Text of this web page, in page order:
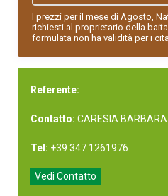
I prezzi per il mese di Agosto,
richiesti al proprietario della
formulata non ha validità per i
Referente:
Contatto: CARESIA BARBARA
Tel: +39 347 1261976
Vedi Contatto